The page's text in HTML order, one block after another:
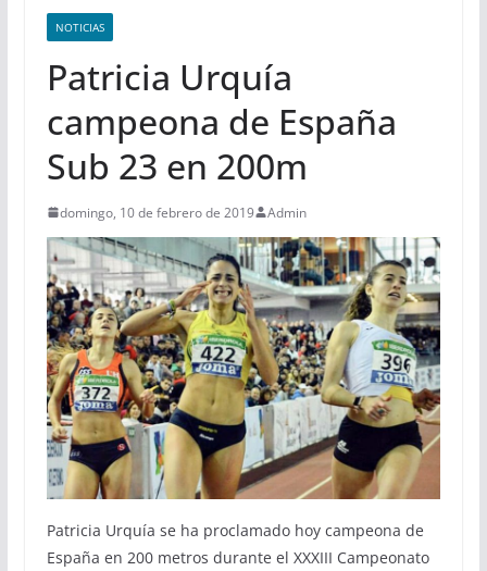
NOTICIAS
Patricia Urquía
campeona de España
Sub 23 en 200m
domingo, 10 de febrero de 2019 Admin
Patricia Urquía se ha proclamado hoy campeona de
España en 200 metros durante el XXXIII Campeonato